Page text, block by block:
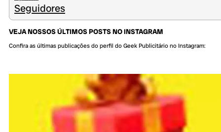
Seguidores
VEJA NOSSOS ÚLTIMOS POSTS NO INSTAGRAM
Confira as últimas publicações do perfil do Geek Publicitário no Instagram: